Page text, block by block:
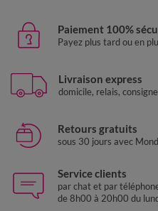
Paiement 100%
Payez plus tard ou en
Livraison express
domicile, relais,
Retours gratuits
sous 30 jours avec
Service clients
par chat et par
de 8h00 à 20h00 du